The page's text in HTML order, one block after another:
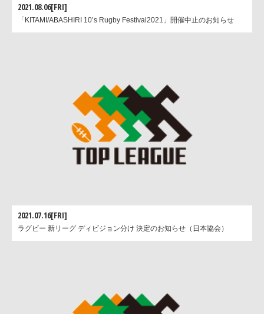
2021.08.06[FRI]
「KITAMI/ABASHIRI 10’s Rugby Festival2021」開催中止のお知らせ
2021.07.16[FRI]
ラグビー 新リーグ ディビジョン分け 決定のお知らせ（日本協会）